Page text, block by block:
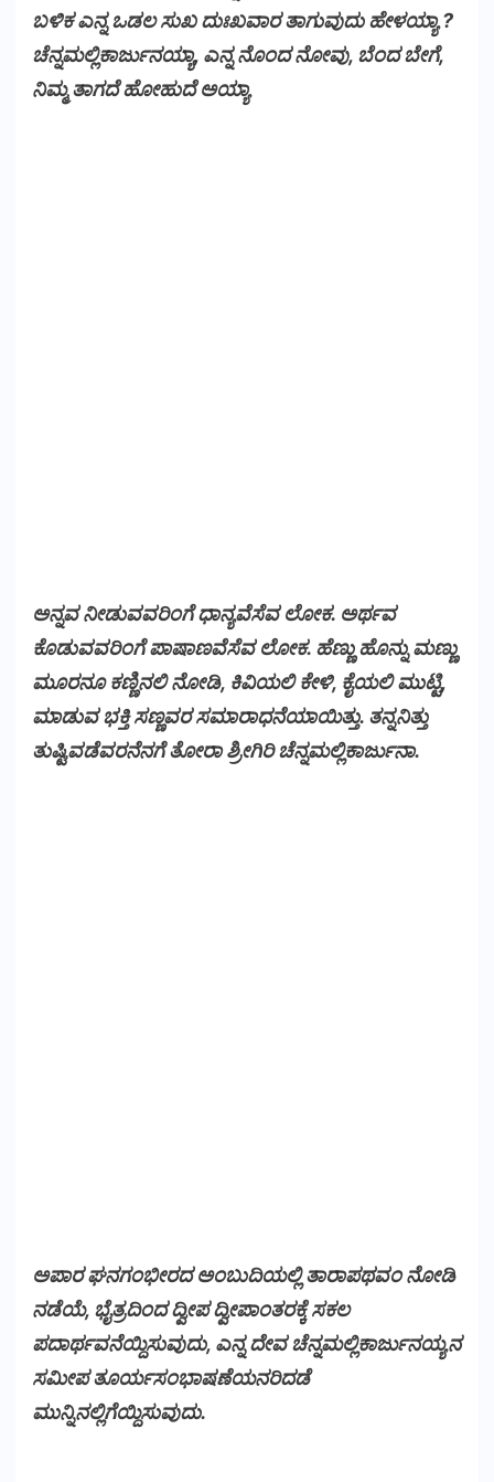
ಬಳಿಕ ಎನ್ನ ಒಡಲ ಸುಖ ದುಃಖವಾರ ತಾಗುವುದು ಹೇಳಯ್ಯಾ ?
ಚೆನ್ನಮಲ್ಲಿಕಾರ್ಜುನಯ್ಯಾ, ಎನ್ನ ನೊಂದ ನೋವು, ಬೆಂದ ಬೇಗೆ,
ನಿಮ್ಮ ತಾಗದೆ ಹೋಹುದೆ ಅಯ್ಯಾ
ಅನ್ನವ ನೀಡುವವರಿಂಗೆ ಧಾನ್ಯವೆಸೆವ ಲೋಕ. ಅರ್ಥವ
ಕೊಡುವವರಿಂಗೆ ಪಾಷಾಣವೆಸೆವ ಲೋಕ. ಹೆಣ್ಣು ಹೊನ್ನು ಮಣ್ಣು
ಮೂರನೂ ಕಣ್ಣಿನಲಿ ನೋಡಿ, ಕಿವಿಯಲಿ ಕೇಳಿ, ಕೈಯಲಿ ಮುಟ್ಟಿ,
ಮಾಡುವ ಭಕ್ತಿ ಸಣ್ಣವರ ಸಮಾರಾಧನೆಯಾಯಿತ್ತು. ತನ್ನನಿತ್ತು
ತುಷ್ಟಿವಡೆವರನೆನಗೆ ತೋರಾ ಶ್ರೀಗಿರಿ ಚೆನ್ನಮಲ್ಲಿಕಾರ್ಜುನಾ.
ಅಪಾರ ಘನಗಂಭೀರದ ಅಂಬುದಿಯಲ್ಲಿ ತಾರಾಪಥವಂ ನೋಡಿ
ನಡೆಯೆ, ಭೈತ್ರದಿಂದ ದ್ವೀಪ ದ್ವೀಪಾಂತರಕ್ಕೆ ಸಕಲ
ಪದಾರ್ಥವನೆಯ್ದಿಸುವುದು, ಎನ್ನ ದೇವ ಚೆನ್ನಮಲ್ಲಿಕಾರ್ಜುನಯ್ಯನ
ಸಮೀಪ ತೂರ್ಯಸಂಭಾಷಣೆಯನರಿದಡೆ
ಮುನ್ನಿನಲ್ಲಿಗೆಯ್ದಿಸುವುದು.